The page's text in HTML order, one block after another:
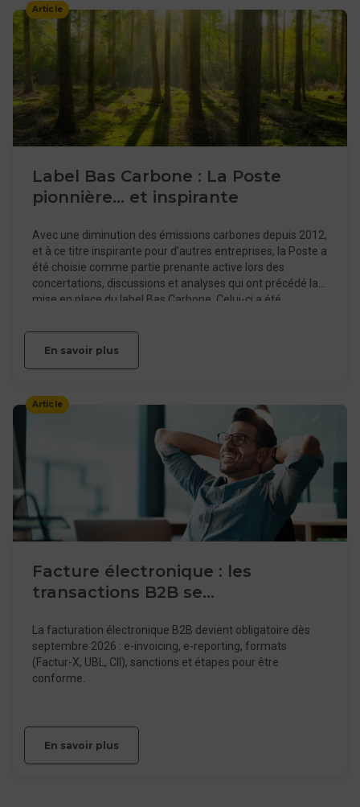
Article
Label Bas Carbone : La Poste
pionnière... et inspirante
Avec une diminution des émissions carbones depuis 2012,
et à ce titre inspirante pour d’autres entreprises, la Poste a
été choisie comme partie prenante active lors des
concertations, discussions et analyses qui ont précédé la
mise en place du label Bas Carbone. Celui-ci a été
Transition écologique et solidaire.
En savoir plus
Article
Facture électronique : les
transactions B2B se
La facturation électronique B2B devient obligatoire dès
septembre 2026 : e-invoicing, e-reporting, formats
(Factur-X, UBL, CII), sanctions et étapes pour être
conforme.
En savoir plus